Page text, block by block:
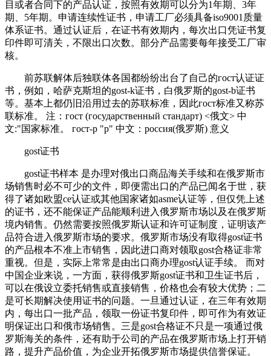
目或者合同下的产品认证，按照有效期可以分为1年期、3年
期、5年期。申请连续性证书，申请工厂必须具备iso9001质量
体系证书。通过认证后，在证书有效期内，每次出口凭证书复
印件即可清关，不限出口次数。部分产品需要每年接受工厂审
核。
前苏联解体后独联体各国都纷纷出台了自己的гост认证证
书，例如，哈萨克斯坦的gost-k证书，白俄罗斯的gost-b证书
等。基本上都仍旧沿用过去的苏联标准，因此гост标准又称苏
联标准。 注：гост (государственный стандарт) <俄文> 中
文:"国家标准。 гост-р "p" 中文：россия(俄罗斯) 意义
gost证书
gost证书样本 是办理对俄出口商品海关手续和在俄罗斯市
场销售时必不可少的文件，即便需出口的产品已闻名于世，获
得了诸如欧盟ce认证或其他国家诸如asme认证等，但仅凭上述
的证书，还不能保证产品能顺利进入俄罗斯市场以及在俄罗斯
境内销售。仍然需要按照俄罗斯认证和许可证制度，证明该产
品符合进入俄罗斯市场的要求。俄罗斯市场没有取得gost证书
的产品根本不准上市销售，因此进口商对领取gost合格证非常
重视。但是，实际上常常是由出口商办理gost认证手续。 而对
中国企业来说，一方面，获得俄罗斯gost证书和卫生证书后，
可以在俄设立委托销售或直接销售，价格也会有较大优势；二
是可长期解决使用证书的问题。一旦通过认证，在三年有效期
内，每出口一批产品，领取一份证书复印件，即可作为有效证
明保证出口和俄市场销售。三是gost合格证不只是一项通过俄
罗斯海关的条件，还有助于公司的产品在俄罗斯市场上打开销
路，提升产品价值，为企业开拓俄罗斯市场提供信誉保证。